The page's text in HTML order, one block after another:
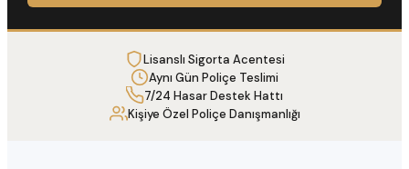
Lisanslı Sigorta Acentesi
Aynı Gün Poliçe Teslimi
7/24 Hasar Destek Hattı
Kişiye Özel Poliçe Danışmanlığı